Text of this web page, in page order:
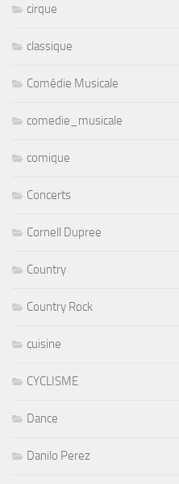
cirque
classique
Comédie Musicale
comedie_musicale
comique
Concerts
Cornell Dupree
Country
Country Rock
cuisine
CYCLISME
Dance
Danilo Perez